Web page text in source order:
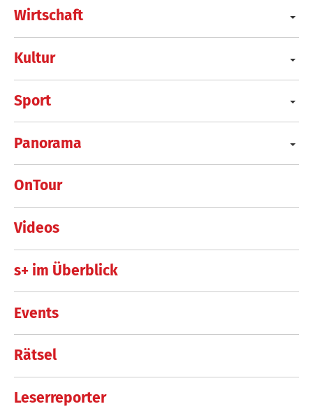
Wirtschaft
Kultur
Sport
Panorama
OnTour
Videos
s+ im Überblick
Events
Rätsel
Leserreporter